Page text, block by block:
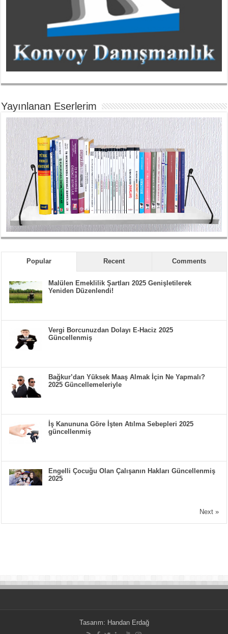
Yayınlanan Eserlerim
Popular Recent Comments
Malülen Emeklilik Şartları 2025 Genişletilerek
Yeniden Düzenlendi!
Vergi Borcunuzdan Dolayı E-Haciz 2025
Güncellenmiş
Bağkur’dan Yüksek Maaş Almak İçin Ne Yapmalı?
2025 Güncellemeleriyle
İş Kanununa Göre İşten Atılma Sebepleri 2025
güncellenmiş
Engelli Çocuğu Olan Çalışanın Hakları Güncellenmiş
2025
Next »
Tasarım: Handan Erdağ